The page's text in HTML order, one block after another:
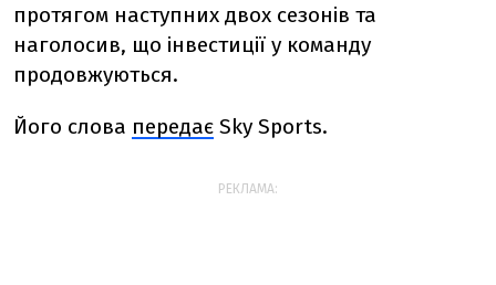
протягом наступних двох сезонів та
наголосив, що інвестиції у команду
продовжуються.
Його слова передає Sky Sports.
РЕКЛАМА: